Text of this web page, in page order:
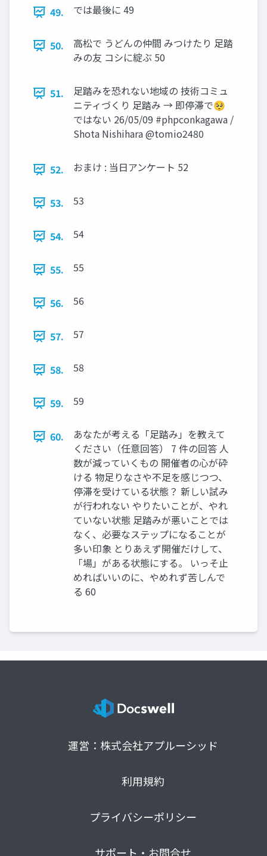
49.
では最後に 49
50.
高松で うどんの仲間 みつけたり 足踏
みの友 コシに綻ぶ 50
51.
足踏みを恐れない地域の 技術コミュ
ニティづくり 足踏み → 即停滞で🥺
ではない 26/05/09 #phpconkagawa /
Shota Nishihara @tomio2480
52. おまけ : 当日アンケート 52
53. 53
54. 54
55. 55
56. 56
57. 57
58. 58
59. 59
60.
あなたが考える「足踏み」を教えて
ください（任意回答） 7 件の回答 人
数が減っていくもの 開催者の心が砕
ける 物足りなさや不足を感じつつ、
停滞を受けている状態？ 新しい試み
が行われない やりたいことが、やれ
ていない状態 足踏みが悪いことでは
なく、必要なステップになることが
多い印象 とりあえず開催だけして、
「場」がある状態にする。 いっそ止
めればいいのに、やめれず苦しんで
る 60
運営：株式会社アプルーシッド
利用規約
プライバシーポリシー
サポート・お問合せ